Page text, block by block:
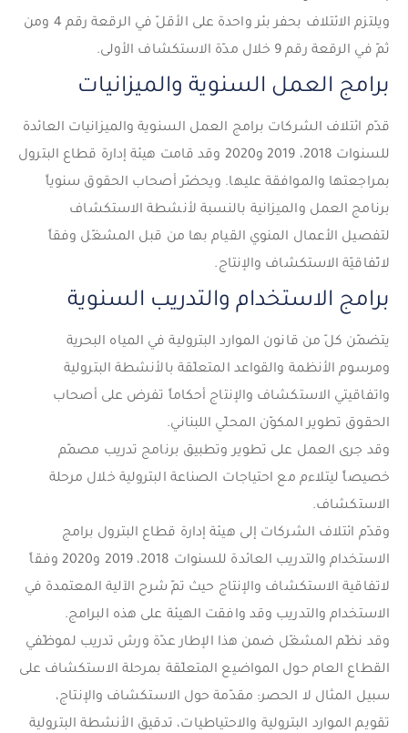
ويلتزم الائتلاف بحفر بئر واحدة على الأقلّ في الرقعة رقم 4 ومن
ثمّ في الرقعة رقم 9 خلال مدّة الاستكشاف الأولى.
برامج العمل السنوية والميزانيات
قدّم ائتلاف الشركات برامج العمل السنوية والميزانيات العائدة
للسنوات 2018، 2019 و2020 وقد قامت هيئة إدارة قطاع البترول
بمراجعتها والموافقة عليها. ويحضّر أصحاب الحقوق سنوياً
برنامج العمل والميزانية بالنسبة لأنشطة الاستكشاف
لتفصيل الأعمال المنوي القيام بها من قبل المشغّل وفقاً
لاتّفاقيّة الاستكشاف والإنتاج.
برامج الاستخدام والتدريب السنوية
يتضمّن كلّ من قانون الموارد البترولية في المياه البحرية
ومرسوم الأنظمة والقواعد المتعلّقة بالأنشطة البترولية
واتفاقيتي الاستكشاف والإنتاج أحكاماً تفرض على أصحاب
الحقوق تطوير المكوّن المحلّي اللبناني.
وقد جرى العمل على تطوير وتطبيق برنامج تدريب مصمّم
خصيصاً ليتلاءم مع احتياجات الصناعة البترولية خلال مرحلة
الاستكشاف.
وقدّم ائتلاف الشركات إلى هيئة إدارة قطاع البترول برامج
الاستخدام والتدريب العائدة للسنوات 2018، 2019 و2020 وفقاً
لاتفاقية الاستكشاف والإنتاج حيث تمّ شرح الآلية المعتمدة في
الاستخدام والتدريب وقد وافقت الهيئة على هذه البرامج.
وقد نظّم المشغّل ضمن هذا الإطار عدّة ورش تدريب لموظّفي
القطاع العام حول المواضيع المتعلّقة بمرحلة الاستكشاف على
سبيل المثال لا الحصر: مقدّمة حول الاستكشاف والإنتاج،
تقويم الموارد البترولية والاحتياطيات، تدقيق الأنشطة البترولية